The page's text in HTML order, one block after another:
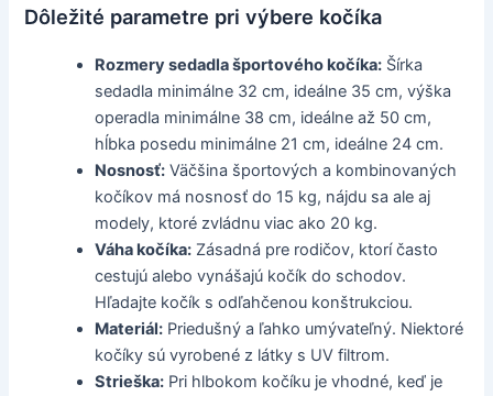
Dôležité parametre pri výbere kočíka
Rozmery sedadla športového kočíka: Šírka
sedadla minimálne 32 cm, ideálne 35 cm, výška
operadla minimálne 38 cm, ideálne až 50 cm,
hĺbka posedu minimálne 21 cm, ideálne 24 cm.
Nosnosť: Väčšina športových a kombinovaných
kočíkov má nosnosť do 15 kg, nájdu sa ale aj
modely, ktoré zvládnu viac ako 20 kg.
Váha kočíka: Zásadná pre rodičov, ktorí často
cestujú alebo vynášajú kočík do schodov.
Hľadajte kočík s odľahčenou konštrukciou.
Materiál: Priedušný a ľahko umývateľný. Niektoré
kočíky sú vyrobené z látky s UV filtrom.
Strieška: Pri hlbokom kočíku je vhodné, keď je